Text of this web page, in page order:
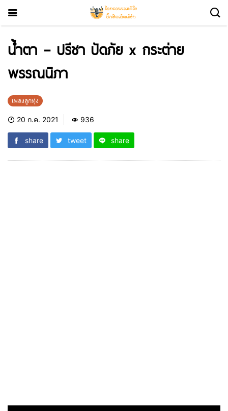
น้ำตา – ปรีชา ปัดภัย x กระต่าย
พรรณนิภา
เพลงลูกทุ่ง
20 ก.ค. 2021 936
share tweet share